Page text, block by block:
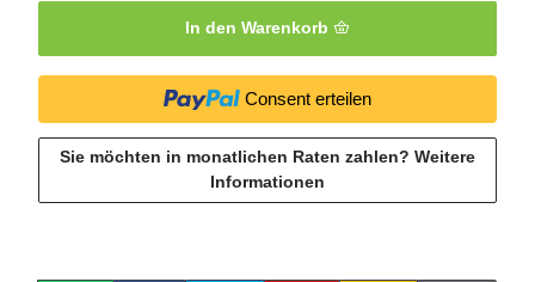
In den Warenkorb
Consent erteilen
Sie möchten in monatlichen Raten zahlen? Weitere
Informationen